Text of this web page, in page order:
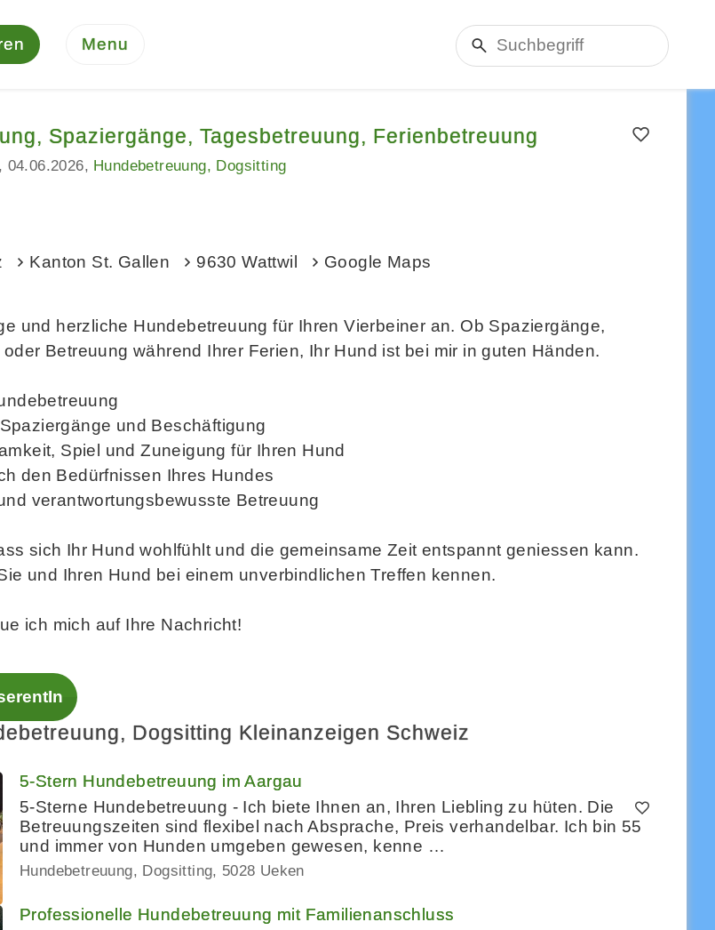
Menu
Spaziergänge, Tagesbetreuung, Ferienbetreuung
04.06.2026 Hundebetreuung, Dogsitting
Kanton St. Gallen 9630 Wattwil Google Maps
und herzliche Hundebetreuung für Ihren Vierbeiner an. Ob Spaziergänge,
Betreuung während Ihrer Ferien, Ihr Hund ist bei mir in guten Händen.
und Beschäftigung
Spiel und Zuneigung für Ihren Hund
den Bedürfnissen Ihres Hundes
verantwortungsbewusste Betreuung
sich Ihr Hund wohlfühlt und die gemeinsame Zeit entspannt geniessen kann.
und Ihren Hund bei einem unverbindlichen Treffen kennen.
ich mich auf Ihre Nachricht!
Dogsitting Kleinanzeigen Schweiz
5-Stern Hundebetreuung im Aargau
5-Sterne Hundebetreuung - Ich biete Ihnen an, Ihren Liebling zu hüten. Die
Betreuungszeiten sind flexibel nach Absprache, Preis verhandelbar. Ich bin 55
und immer von Hunden umgeben gewesen, kenne …
Hundebetreuung, Dogsitting 5028 Ueken
Professionelle Hundebetreuung mit Familienanschluss